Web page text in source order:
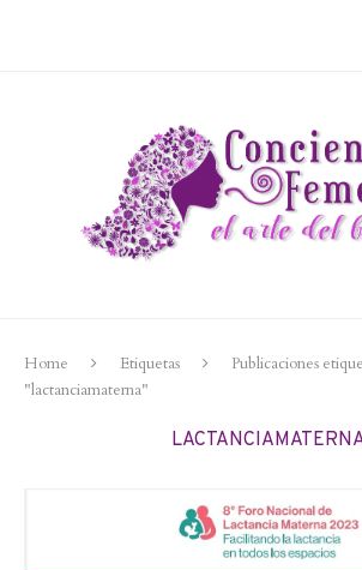
Home Etiquetas
Publicaciones
"lactanciamaterna"